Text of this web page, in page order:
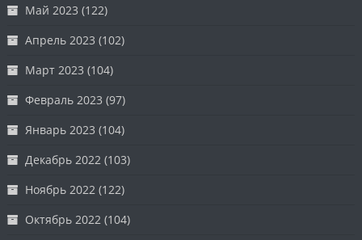
Май 2023 (122)
Апрель 2023 (102)
Март 2023 (104)
Февраль 2023 (97)
Январь 2023 (104)
Декабрь 2022 (103)
Ноябрь 2022 (122)
Октябрь 2022 (104)